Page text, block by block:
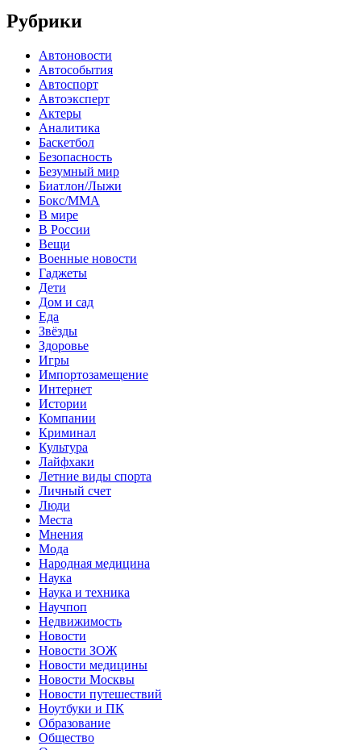
Рубрики
Автоновости
Автособытия
Автоспорт
Автоэксперт
Актеры
Аналитика
Баскетбол
Безопасность
Безумный мир
Биатлон/Лыжи
Бокс/MMA
В мире
В России
Вещи
Военные новости
Гаджеты
Дети
Дом и сад
Еда
Звёзды
Здоровье
Игры
Импортозамещение
Интернет
Истории
Компании
Криминал
Культура
Лайфхаки
Летние виды спорта
Личный счет
Люди
Места
Мнения
Мода
Народная медицина
Наука
Наука и техника
Научпоп
Недвижимость
Новости
Новости ЗОЖ
Новости медицины
Новости Москвы
Новости путешествий
Ноутбуки и ПК
Образование
Общество